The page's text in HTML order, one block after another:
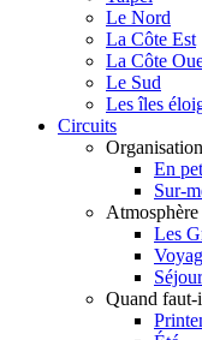
Le Nord
La Côte Est
La Côte
Le Sud
Les îles
Circuits
Organisation
En
Sur-
Atmosphère
Les
Quand